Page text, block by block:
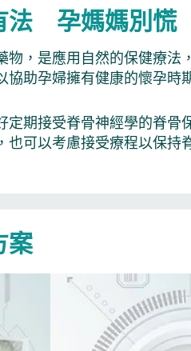
法 孕媽媽別慌
，是應用自然的保健療
助孕婦擁有健康的懷孕時
期接受脊骨神經學的脊
可以考慮接受療程以保持
案